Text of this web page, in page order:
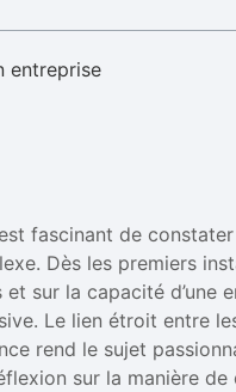
entreprise
fascinant de
Dès les premiers
sur la capacité d’une
Le lien étroit entre
rend le sujet
sur la manière